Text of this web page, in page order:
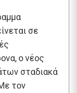
σε
ο νέος
σταδιακά
τον